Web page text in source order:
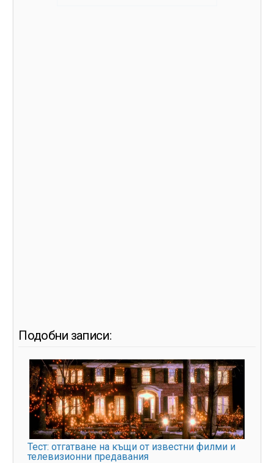
Подобни записи:
Тест: отгатване на къщи от известни филми и
телевизионни предавания